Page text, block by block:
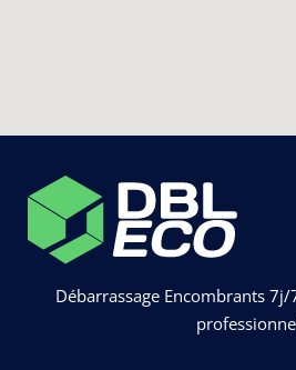
Débarrassage Encombrants